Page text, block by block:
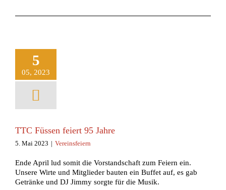
5
05, 2023
TTC Füssen feiert 95 Jahre
5. Mai 2023 | Vereinsfeiern
Ende April lud somit die Vorstandschaft zum Feiern ein.
Unsere Wirte und Mitglieder bauten ein Buffet auf, es gab
Getränke und DJ Jimmy sorgte für die Musik.